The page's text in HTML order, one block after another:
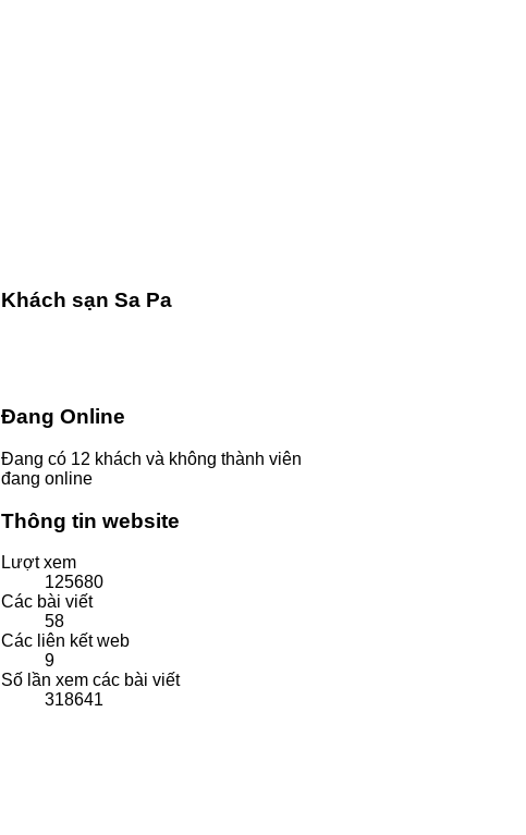
Khách sạn Sa Pa
Đang Online
Đang có 12 khách và không thành viên
đang online
Thông tin website
Lượt xem
125680
Các bài viết
58
Các liên kết web
9
Số lần xem các bài viết
318641